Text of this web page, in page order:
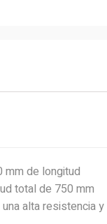
mm de longitud
total de 750 mm
alta resistencia